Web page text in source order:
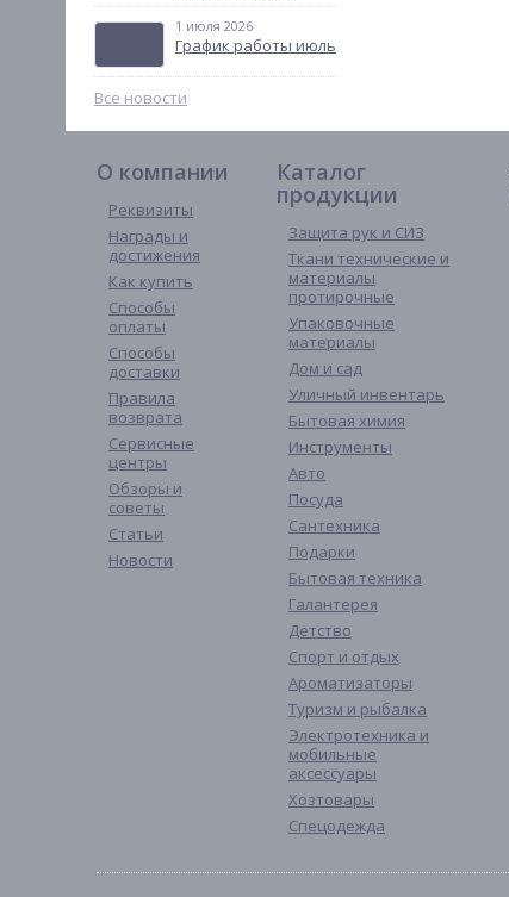
1 июля 2026
График работы июль
Все новости
О компании
Реквизиты
Награды и
достижения
Как купить
Способы
оплаты
Способы
доставки
Правила
возврата
Сервисные
центры
Обзоры и
советы
Статьи
Новости
Каталог
продукции
Защита рук и СИЗ
Ткани технические и
материалы
протирочные
Упаковочные
материалы
Дом и сад
Уличный инвентарь
Бытовая химия
Инструменты
Авто
Посуда
Сантехника
Подарки
Бытовая техника
Галантерея
Детство
Спорт и отдых
Ароматизаторы
Туризм и рыбалка
Электротехника и
мобильные
аксессуары
Хозтовары
Спецодежда